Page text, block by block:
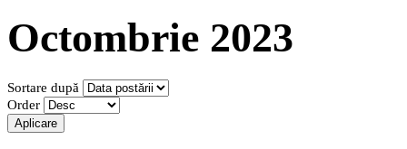
Octombrie 2023
Sortare după
Order